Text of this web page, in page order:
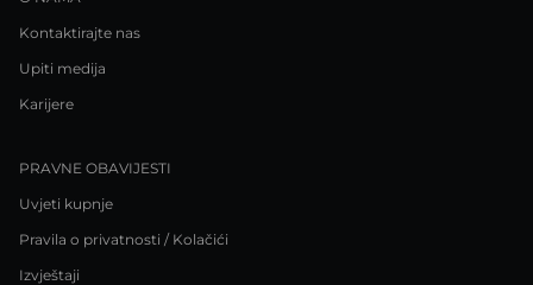
Kontaktirajte nas
Upiti medija
Karijere
PRAVNE OBAVIJESTI
Uvjeti kupnje
Pravila o privatnosti / Kolačići
Izvještaji